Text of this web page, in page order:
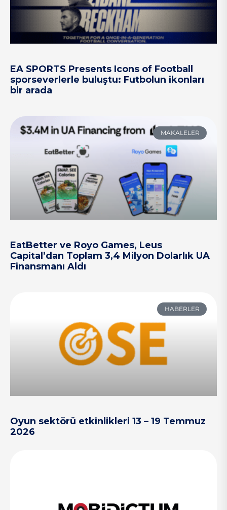
EA SPORTS Presents Icons of Football
sporseverlerle buluştu: Futbolun ikonları
bir arada
MAKALELER
EatBetter ve Royo Games, Leus
Capital’dan Toplam 3,4 Milyon Dolarlık UA
Finansmanı Aldı
HABERLER
Oyun sektörü etkinlikleri 13 – 19 Temmuz
2026